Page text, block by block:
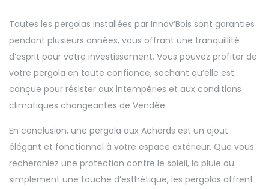
Toutes les pergolas installées par Innov’Bois sont garanties
pendant plusieurs années, vous offrant une tranquillité
d’esprit pour votre investissement. Vous pouvez profiter de
votre pergola en toute confiance, sachant qu’elle est
conçue pour résister aux intempéries et aux conditions
climatiques changeantes de Vendée.
En conclusion, une pergola aux Achards est un ajout
élégant et fonctionnel à votre espace extérieur. Que vous
recherchiez une protection contre le soleil, la pluie ou
simplement une touche d’esthétique, les pergolas offrent